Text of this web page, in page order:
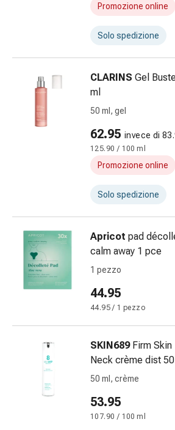
tubolari
Materiali
medicazione
scottature
Medicazioni
e
disinfezione
delle
Medicazioni
spray
Suture
colla
tissutale
vescicante
Tamponi
Promozione online
Solo spedizione
CLARINS Gel
ml
50 ml, gel
62.95 invece di
125.90 / 100 ml
Promozione online
Solo spedizione
Apricot pad
calm away 1 pce
1 pezzo
44.95
44.95 / 1 pezzo
SKIN689 Firm
Neck crème dist 50
50 ml, crème
53.95
107.90 / 100 ml